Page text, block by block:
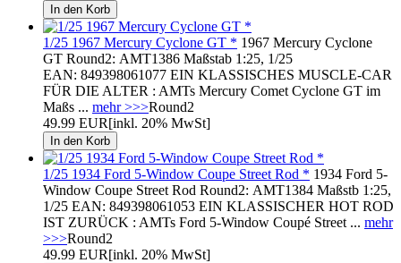
1/25 1967 Mercury Cyclone GT * 1967 Mercury Cyclone
GT Round2: AMT1386 Maßstab 1:25, 1/25
EAN: 849398061077 EIN KLASSISCHES MUSCLE-CAR
FÜR DIE ALTER : AMTs Mercury Comet Cyclone GT im
Maßs ... mehr >>>Round2
49.99 EUR[inkl. 20% MwSt]
1/25 1934 Ford 5-Window Coupe Street Rod * 1934 Ford 5-
Window Coupe Street Rod Round2: AMT1384 Maßstb 1:25,
1/25 EAN: 849398061053 EIN KLASSISCHER HOT ROD
IST ZURÜCK : AMTs Ford 5-Window Coupé Street ... mehr
>>>Round2
49.99 EUR[inkl. 20% MwSt]